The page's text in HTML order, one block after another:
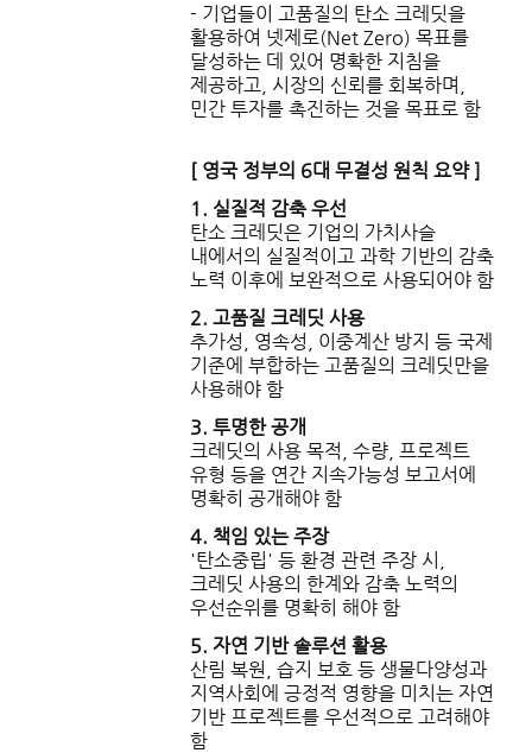
- 기업들이 고품질의 탄소 크레딧을
활용하여 넷제로(Net Zero) 목표를
달성하는 데 있어 명확한 지침을
제공하고, 시장의 신뢰를 회복하며,
민간 투자를 촉진하는 것을 목표로 함
[ 영국 정부의 6대 무결성 원칙 요약 ]
1. 실질적 감축 우선
탄소 크레딧은 기업의 가치사슬
내에서의 실질적이고 과학 기반의 감축
노력 이후에 보완적으로 사용되어야 함
2. 고품질 크레딧 사용
추가성, 영속성, 이중계산 방지 등 국제
기준에 부합하는 고품질의 크레딧만을
사용해야 함
3. 투명한 공개
크레딧의 사용 목적, 수량, 프로젝트
유형 등을 연간 지속가능성 보고서에
명확히 공개해야 함
4. 책임 있는 주장
'탄소중립' 등 환경 관련 주장 시,
크레딧 사용의 한계와 감축 노력의
우선순위를 명확히 해야 함
5. 자연 기반 솔루션 활용
산림 복원, 습지 보호 등 생물다양성과
지역사회에 긍정적 영향을 미치는 자연
기반 프로젝트를 우선적으로 고려해야
함